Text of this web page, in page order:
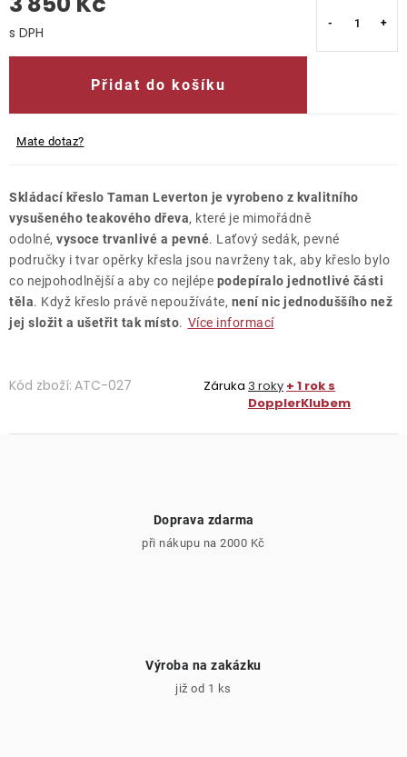
Přidat do košíku
Mate dotaz?
Skládací křeslo Taman Leverton je vyrobeno z kvalitního
vysušeného teakového dřeva, které je mimořádně
odolné, vysoce trvanlivé a pevné. Laťový sedák, pevné
područky i tvar opěrky křesla jsou navrženy tak, aby křeslo bylo
co nejpohodlnější a aby co nejlépe podepíralo jednotlivé části
těla. Když křeslo právě nepoužíváte, není nic jednoduššího než
jej složit a ušetřit tak místo. Více informací
Kód zboží: ATC-027 Záruka 3 roky + 1 rok s
DopplerKlubem
Doprava zdarma
při nákupu na 2000 Kč
Výroba na zakázku
již od 1 ks